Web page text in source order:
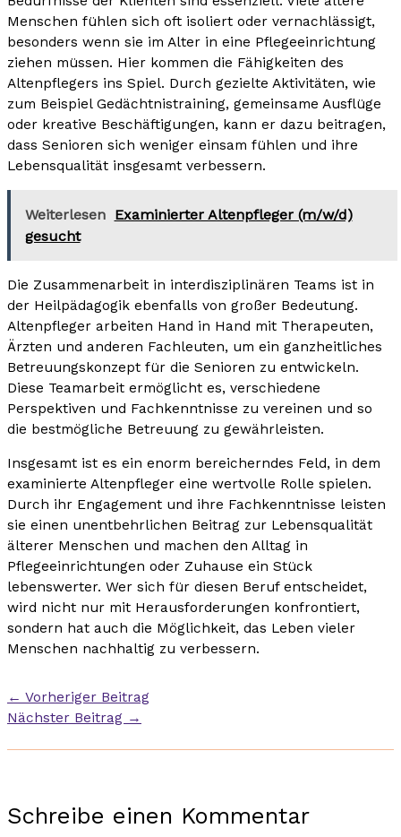
Menschen fühlen sich oft isoliert oder vernachlässigt,
besonders wenn sie im Alter in eine Pflegeeinrichtung
ziehen müssen. Hier kommen die Fähigkeiten des
Altenpflegers ins Spiel. Durch gezielte Aktivitäten, wie
zum Beispiel Gedächtnistraining, gemeinsame Ausflüge
oder kreative Beschäftigungen, kann er dazu beitragen,
dass Senioren sich weniger einsam fühlen und ihre
Lebensqualität insgesamt verbessern.
Weiterlesen
Examinierter Altenpfleger (m/w/d)
gesucht
Die Zusammenarbeit in interdisziplinären Teams ist in
der Heilpädagogik ebenfalls von großer Bedeutung.
Altenpfleger arbeiten Hand in Hand mit Therapeuten,
Ärzten und anderen Fachleuten, um ein ganzheitliches
Betreuungskonzept für die Senioren zu entwickeln.
Diese Teamarbeit ermöglicht es, verschiedene
Perspektiven und Fachkenntnisse zu vereinen und so
die bestmögliche Betreuung zu gewährleisten.
Insgesamt ist es ein enorm bereicherndes Feld, in dem
examinierte Altenpfleger eine wertvolle Rolle spielen.
Durch ihr Engagement und ihre Fachkenntnisse leisten
sie einen unentbehrlichen Beitrag zur Lebensqualität
älterer Menschen und machen den Alltag in
Pflegeeinrichtungen oder Zuhause ein Stück
lebenswerter. Wer sich für diesen Beruf entscheidet,
wird nicht nur mit Herausforderungen konfrontiert,
sondern hat auch die Möglichkeit, das Leben vieler
Menschen nachhaltig zu verbessern.
← Vorheriger Beitrag
Nächster Beitrag →
Schreibe einen Kommentar